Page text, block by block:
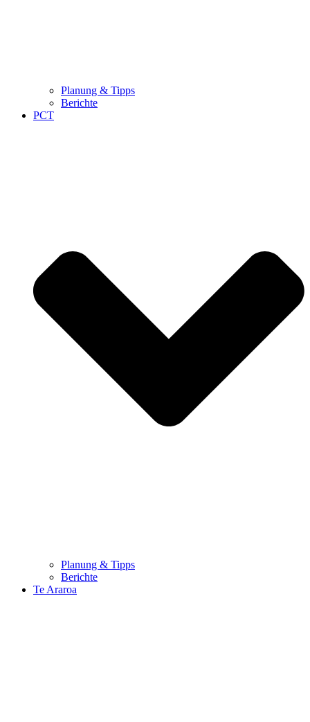
Planung & Tipps
Berichte
PCT
Planung & Tipps
Berichte
Te Araroa